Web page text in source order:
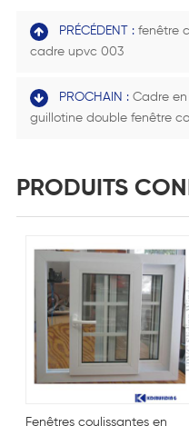
PRÉCÉDENT : fenêtre
cadre upvc 003
PROCHAIN : Cadre
guillotine double fenêtre
PRODUITS
Fenêtres coulissantes en